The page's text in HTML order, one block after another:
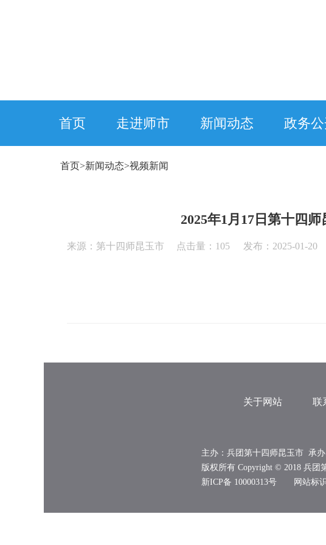
首页 走进师市 新闻动态 政务
首页>新闻动态>视频新闻
2025年1月17日第十四
来源：第十四师昆玉市 点击量： 105 发布：2025-01-20